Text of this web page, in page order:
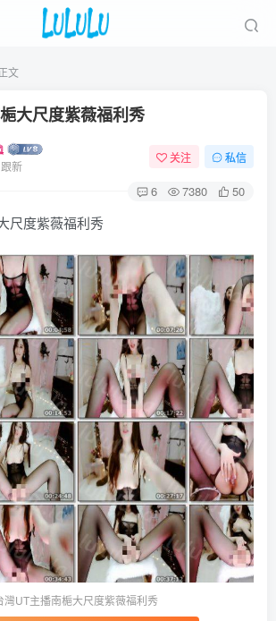
文
大尺度紫薇福利秀
新
关注 私信
6 7380 50
尺度紫薇福利秀
灣UT主播南梔大尺度紫薇福利秀